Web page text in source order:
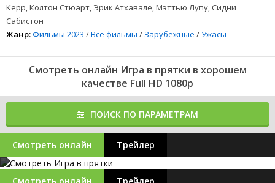
Керр, Колтон Стюарт, Эрик Атхавале, Мэттью Лупу, Сидни
Сабистон
Жанр:Фильмы 2023 /Все фильмы / Зарубежные /Ужасы
Смотреть онлайн Игра в прятки в хорошем
качестве Full HD 1080p
ПОИСК ПО ПАРАМЕТРАМ
Смотреть онлайн Трейлер